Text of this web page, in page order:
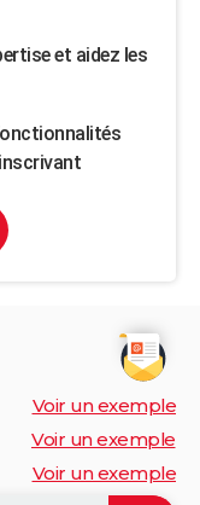
et aidez les
Voir un exemple
Voir un exemple
Voir un exemple